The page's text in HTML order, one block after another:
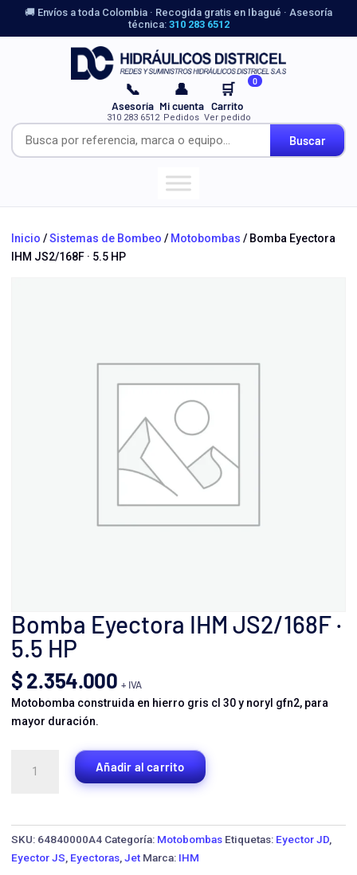
🚚 Envíos a toda Colombia · Recogida gratis en Ibagué · Asesoría
técnica: 310 283 6512
Buscar
📞
Asesoría
310 283 6512
👤
Mi cuenta
Pedidos
🛒 0
Carrito
Ver pedido
Inicio /Sistemas de Bombeo / Motobombas / Bomba Eyectora
IHM JS2/168F · 5.5 HP
Bomba Eyectora IHM JS2/168F ·
5.5 HP
$2.354.000 + IVA
Motobomba construida en hierro gris cl 30 y noryl gfn2, para
mayor duración.
Eyectora
HP
Añadir al carrito
SKU: 64840000A4 Categoría: Motobombas Etiquetas: Eyector JD
Eyector JS Eyectoras Jet Marca: IHM